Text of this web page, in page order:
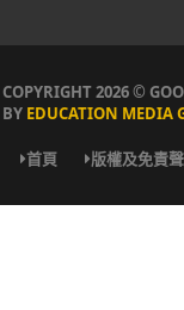
COPYRIGHT 2026 ©
BY EDUCATION MEDIA
首頁 版權及免責